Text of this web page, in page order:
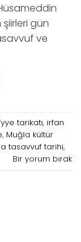
gün
ve
tarikatı, irfan
, Muğla kültür
tasavvuf tarihi,
Bir yorum bırak